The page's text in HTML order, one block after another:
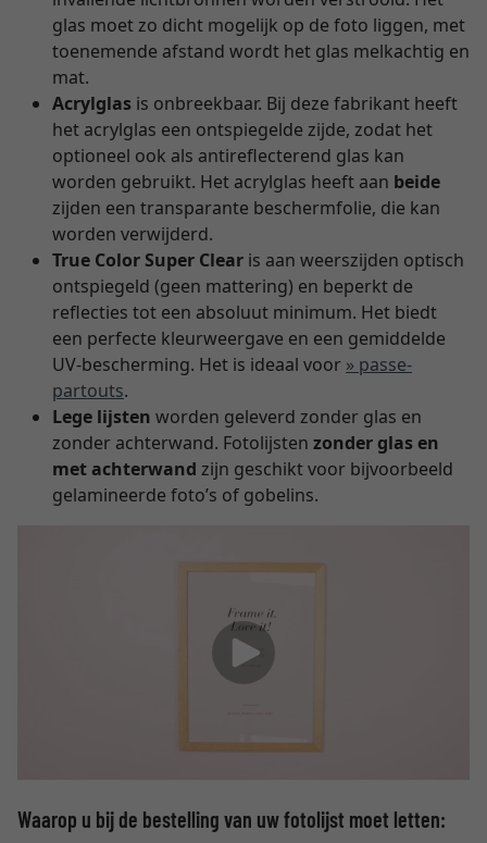
glas moet zo dicht mogelijk op de foto liggen, met
toenemende afstand wordt het glas melkachtig en
mat.
Acrylglas is onbreekbaar. Bij deze fabrikant heeft
het acrylglas een ontspiegelde zijde, zodat het
optioneel ook als antireflecterend glas kan
worden gebruikt. Het acrylglas heeft aan beide
zijden een transparante beschermfolie, die kan
worden verwijderd.
True Color Super Clear is aan weerszijden optisch
ontspiegeld (geen mattering) en beperkt de
reflecties tot een absoluut minimum. Het biedt
een perfecte kleurweergave en een gemiddelde
UV-bescherming. Het is ideaal voor » passe-
partouts.
Lege lijsten worden geleverd zonder glas en
zonder achterwand. Fotolijsten zonder glas en
met achterwand zijn geschikt voor bijvoorbeeld
gelamineerde foto’s of gobelins.
Waarop u bij de bestelling van uw fotolijst moet letten: